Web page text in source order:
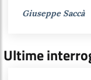
Giuseppe Saccà
Ultime